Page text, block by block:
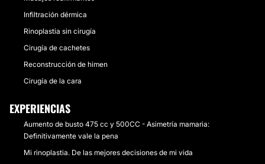
Infiltración dérmica
Rinoplastia sin cirugía
Cirugía de cachetes
Reconstrucción de himen
Cirugía de la cara
EXPERIENCIAS
Aumento de busto 475 cc y 500CC - Asimetría mamaria:
Definitivamente vale la pena
Mi rinoplastia. De las mejores decisiones de mi vida